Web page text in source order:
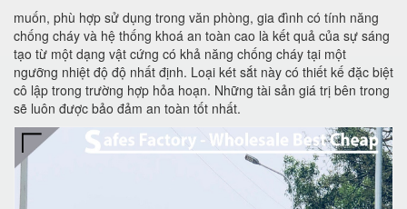
muốn, phù hợp sử dụng trong văn phòng, gia đình có tính năng
chống cháy và hệ thống khoá an toàn cao là kết quả của sự sáng
tạo từ một dạng vật cứng có khả năng chống cháy tại một
ngưỡng nhiệt độ độ nhất định. Loại két sắt này có thiết kế đặc biệt
cô lập trong trường hợp hỏa hoạn. Những tài sản giá trị bên trong
sẽ luôn được bảo đảm an toàn tốt nhất.